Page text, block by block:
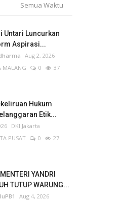
Semua Waktu
Untari Luncurkan
Aspirasi...
Aug 2, 2026
MALANG 0
37
Hukum
Etik...
DKI Jakarta
PUSAT
0
27
YANDRI
TUTUP WARUNG...
Aug 4, 2026